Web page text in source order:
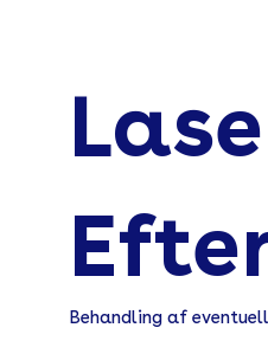
Behandling af